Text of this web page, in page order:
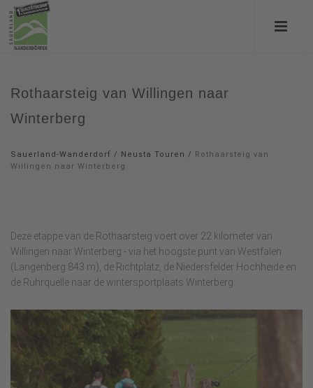
Rothaarsteig van Willingen naar
Winterberg
Sauerland-Wanderdorf / Neusta Touren / Rothaarsteig van
Willingen naar Winterberg
Deze etappe van de Rothaarsteig voert over 22 kilometer van
Willingen naar Winterberg - via het hoogste punt van Westfalen
(Langenberg 843 m), de Richtplatz, de Niedersfelder Hochheide en
de Ruhrquelle naar de wintersportplaats Winterberg.